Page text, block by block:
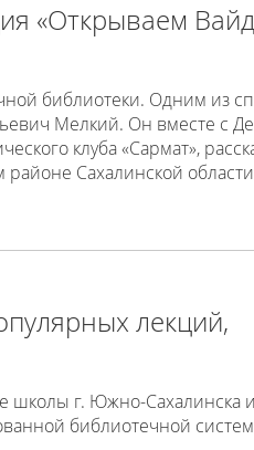
«Открываем
библиотеки. Одним из
Мелкий. Он вместе с
клуба «Сармат»,
Сахалинской
лекций,
г. Южно-Сахалинска и
библиотечной